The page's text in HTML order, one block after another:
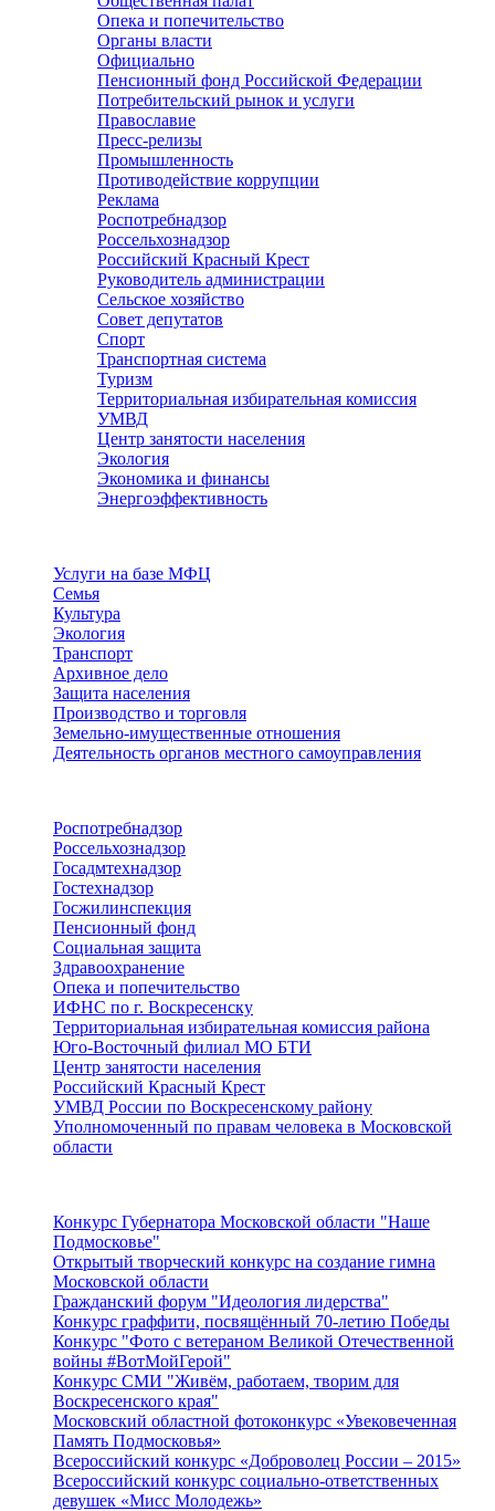
Опека и попечительство
Органы власти
Официально
Пенсионный фонд Российской Федерации
Потребительский рынок и услуги
Православие
Пресс-релизы
Промышленность
Противодействие коррупции
Реклама
Роспотребнадзор
Россельхознадзор
Российский Красный Крест
Руководитель администрации
Сельское хозяйство
Совет депутатов
Спорт
Транспортная система
Туризм
Территориальная избирательная комиссия
УМВД
Центр занятости населения
Экология
Экономика и финансы
Энергоэффективность
Услуги на базе МФЦ
Семья
Культура
Экология
Транспорт
Архивное дело
Защита населения
Производство и торговля
Земельно-имущественные отношения
Деятельность органов местного самоуправления
Роспотребнадзор
Россельхознадзор
Госадмтехнадзор
Гостехнадзор
Госжилинспекция
Пенсионный фонд
Социальная защита
Здравоохранение
Опека и попечительство
ИФНС по г. Воскресенску
Территориальная избирательная комиссия района
Юго-Восточный филиал МО БТИ
Центр занятости населения
Российский Красный Крест
УМВД России по Воскресенскому району
Уполномоченный по правам человека в Московской
области
Конкурс Губернатора Московской области "Наше
Подмосковье"
Открытый творческий конкурс на создание гимна
Московской области
Гражданский форум "Идеология лидерства"
Конкурс граффити, посвящённый 70-летию Победы
Конкурс "Фото с ветераном Великой Отечественной
войны #ВотМойГерой"
Конкурс СМИ "Живём, работаем, творим для
Воскресенского края"
Московский областной фотоконкурс «Увековеченная
Память Подмосковья»
Всероссийский конкурс «Доброволец России – 2015»
Всероссийский конкурс социально-ответственных
девушек «Мисс Молодежь»